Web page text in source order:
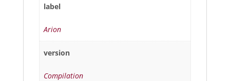
label
Arion
version
Compilation